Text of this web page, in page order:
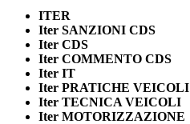
ITER
Iter SANZIONI CDS
Iter CDS
Iter COMMENTO CDS
Iter IT
Iter PRATICHE VEICOLI
Iter TECNICA VEICOLI
Iter MOTORIZZAZIONE